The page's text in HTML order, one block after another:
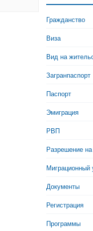
Гражданство
Виза
Вид на
Загранпаспорт
Паспорт
Эмиграция
РВП
Разрешение
Миграционный
Документы
Регистрация
Программы